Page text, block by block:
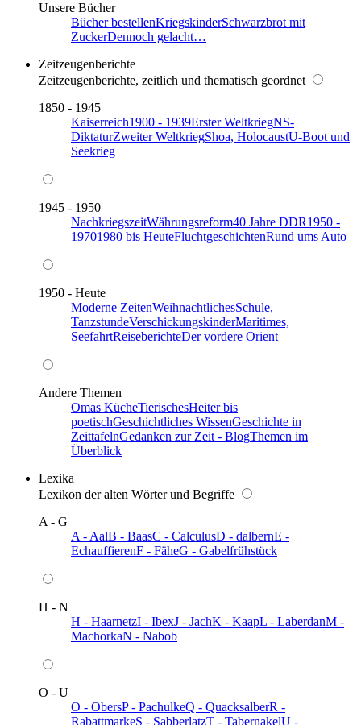
Unsere Bücher
Bücher bestellenKriegskinderSchwarzbrot mit
ZuckerDennoch gelacht…
Zeitzeugenberichte
Zeitzeugenberichte, zeitlich und thematisch geordnet
1850 - 1945
Kaiserreich1900 - 1939Erster WeltkriegNS-
DiktaturZweiter WeltkriegShoa, HolocaustU-Boot und
Seekrieg
1945 - 1950
NachkriegszeitWährungsreform40 Jahre DDR1950 -
19701980 bis HeuteFluchtgeschichtenRund ums Auto
1950 - Heute
Moderne ZeitenWeihnachtlichesSchule,
TanzstundeVerschickungskinderMaritimes,
SeefahrtReiseberichteDer vordere Orient
Andere Themen
Omas KücheTierischesHeiter bis
poetischGeschichtliches WissenGeschichte in
ZeittafelnGedanken zur Zeit - BlogThemen im
Überblick
Lexika
Lexikon der alten Wörter und Begriffe
A - G
A - AalB - BaasC - CalculusD - dalbernE -
EchauffierenF - FäheG - Gabelfrühstück
H - N
H - HaarnetzI - IbexJ - JachK - KaapL - LaberdanM -
MachorkaN - Nabob
O - U
O - ObersP - PachulkeQ - QuacksalberR -
RabattmarkeS - SabberlatzT - TabernakelU -